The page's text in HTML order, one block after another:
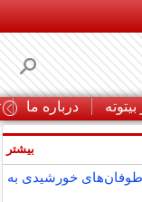
درباره ما
خورشیدی به
بیشتر